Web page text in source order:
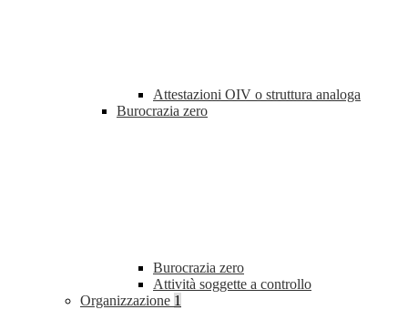
Attestazioni OIV o struttura analoga
Burocrazia zero
Burocrazia zero
Attività soggette a controllo
Organizzazione 1